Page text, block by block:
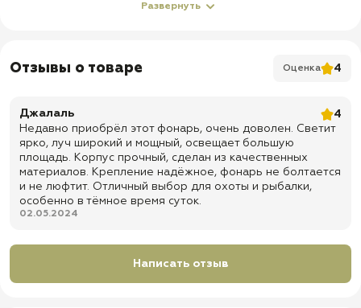
✅ Диаметр линзы: 31 мм
✅ Комплектация:
- Фонарь;
- Литий-ионный аккумулятор 5200 mAh - 2 шт;
- Зарядное устройство от сети 220 V;
Развернуть
Отзывы о товаре Оценка 4
Джалаль
4
Недавно приобрёл этот фонарь, очень доволен. Светит
ярко, луч широкий и мощный, освещает большую
площадь. Корпус прочный, сделан из качественных
материалов. Крепление надёжное, фонарь не болтается
и не люфтит. Отличный выбор для охоты и рыбалки,
особенно в тёмное время суток.
02.05.2024
Написать отзыв